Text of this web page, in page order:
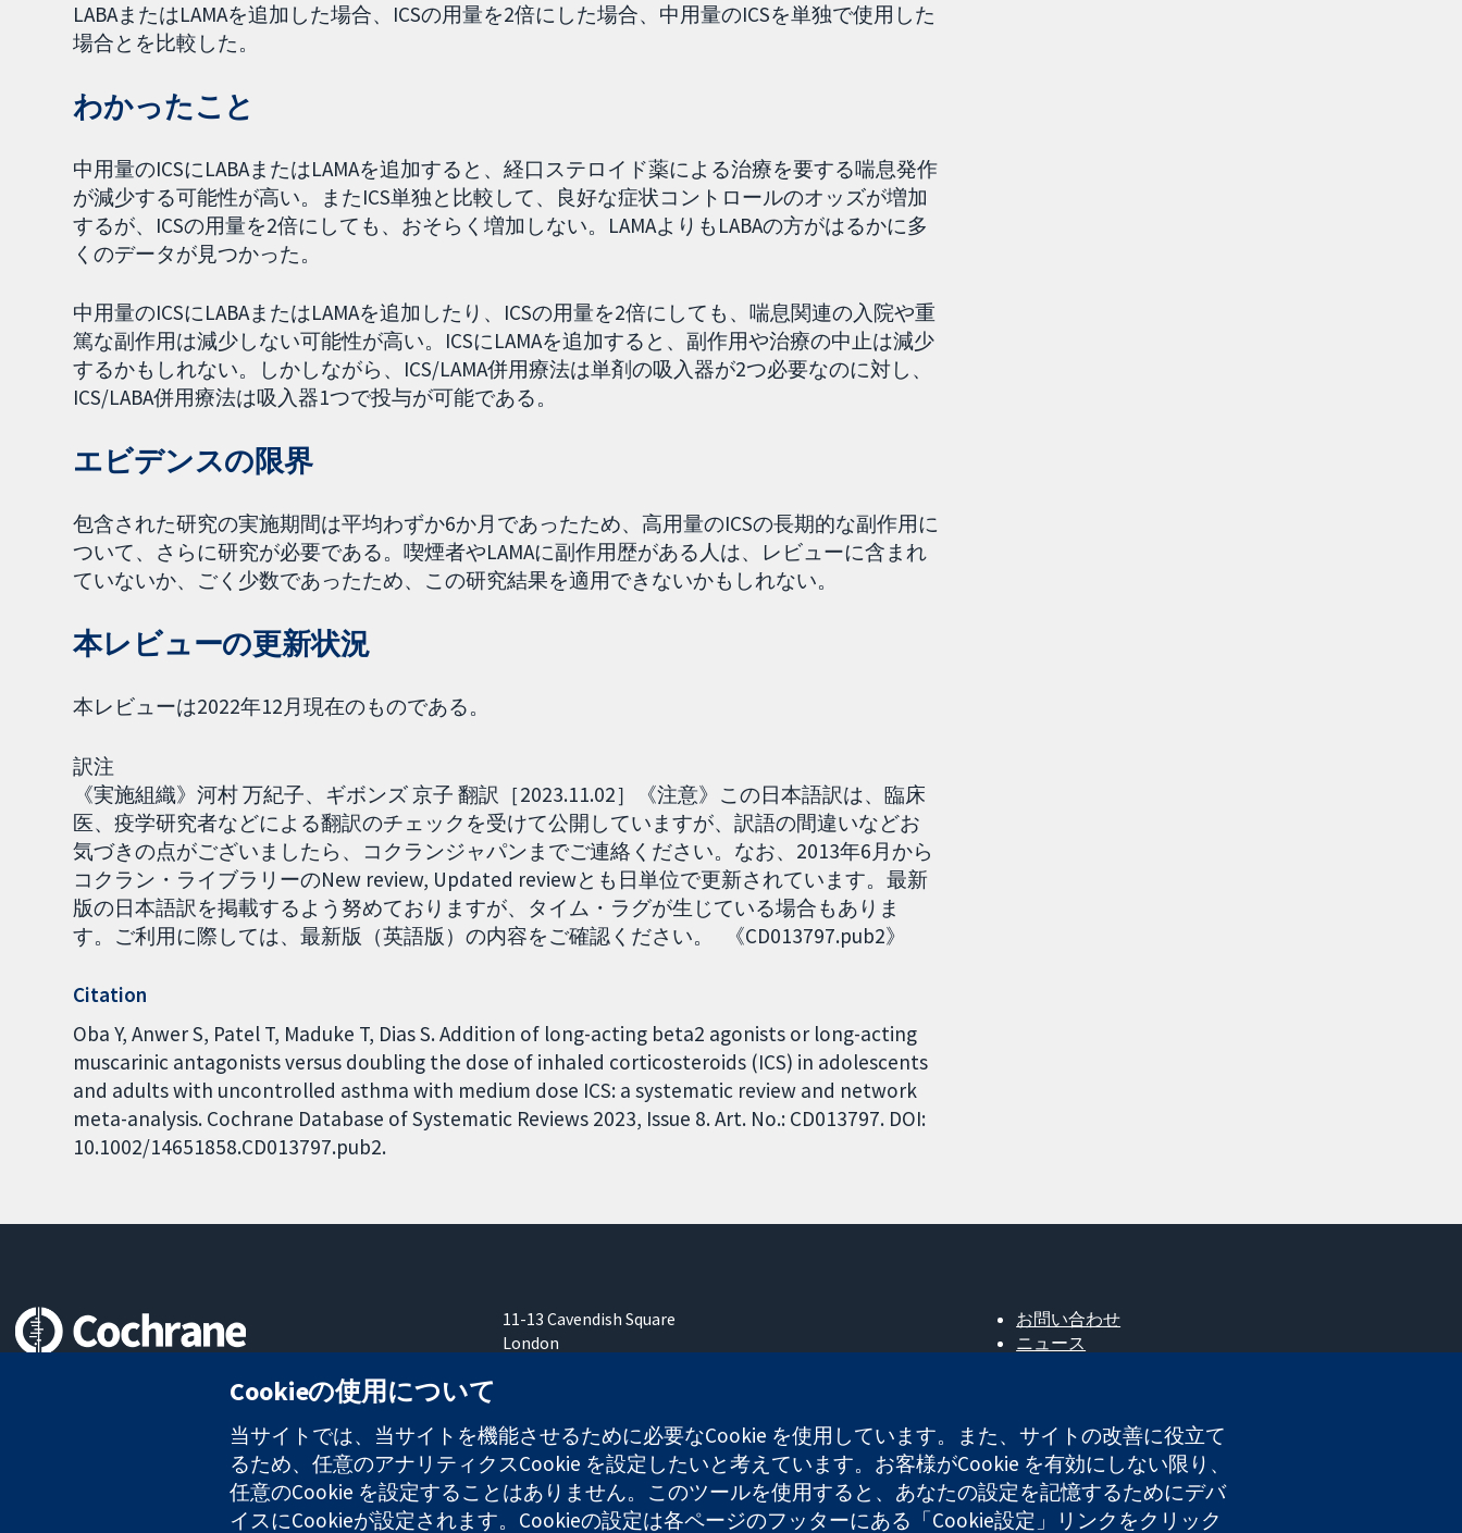
LABAまたはLAMAを追加した場合、ICSの用量を2倍にした場合、中用量のICSを単独で使用した
場合とを比較した。
わかったこと
中用量のICSにLABAまたはLAMAを追加すると、経口ステロイド薬による治療を要する喘息発作
が減少する可能性が高い。またICS単独と比較して、良好な症状コントロールのオッズが増加
するが、ICSの用量を2倍にしても、おそらく増加しない。LAMAよりもLABAの方がはるかに多
くのデータが見つかった。
中用量のICSにLABAまたはLAMAを追加したり、ICSの用量を2倍にしても、喘息関連の入院や重
篤な副作用は減少しない可能性が高い。ICSにLAMAを追加すると、副作用や治療の中止は減少
するかもしれない。しかしながら、ICS/LAMA併用療法は単剤の吸入器が2つ必要なのに対し、
ICS/LABA併用療法は吸入器1つで投与が可能である。
エビデンスの限界
包含された研究の実施期間は平均わずか6か月であったため、高用量のICSの長期的な副作用に
ついて、さらに研究が必要である。喫煙者やLAMAに副作用歴がある人は、レビューに含まれ
ていないか、ごく少数であったため、この研究結果を適用できないかもしれない。
本レビューの更新状況
本レビューは2022年12月現在のものである。
訳注
《実施組織》河村 万紀子、ギボンズ 京子 翻訳［2023.11.02］《注意》この日本語訳は、臨床
医、疫学研究者などによる翻訳のチェックを受けて公開していますが、訳語の間違いなどお
気づきの点がございましたら、コクランジャパンまでご連絡ください。なお、2013年6月から
コクラン・ライブラリーのNew review, Updated reviewとも日単位で更新されています。最新
版の日本語訳を掲載するよう努めておりますが、タイム・ラグが生じている場合もありま
す。ご利用に際しては、最新版（英語版）の内容をご確認ください。 《CD013797.pub2》
Citation
Oba Y, Anwer S, Patel T, Maduke T, Dias S. Addition of long-acting beta2 agonists or long-acting
muscarinic antagonists versus doubling the dose of inhaled corticosteroids (ICS) in adolescents
and adults with uncontrolled asthma with medium dose ICS: a systematic review and network
meta-analysis. Cochrane Database of Systematic Reviews 2023, Issue 8. Art. No.: CD013797. DOI:
10.1002/14651858.CD013797.pub2.
情報に基づく意思決定により
11-13 Cavendish Square
London
お問い合わせ
ニュース
Cochrane Library
コクラン・コラボレーションは、イングランド及びウェールズに登録された慈善団体（登録番号 1045921）および保証有限責任会社（登録番号 03044323）です。付加価値税登録番号 GB 718
Cookieの使用について
当サイトでは、当サイトを機能させるために必要なCookie を使用しています。また、サイトの改善に役立て
るため、任意のアナリティクスCookie を設定したいと考えています。お客様がCookie を有効にしない限り、
任意のCookie を設定することはありません。このツールを使用すると、あなたの設定を記憶するためにデバ
イスにCookieが設定されます。Cookieの設定は各ページのフッターにある「Cookie設定」リンクをクリック